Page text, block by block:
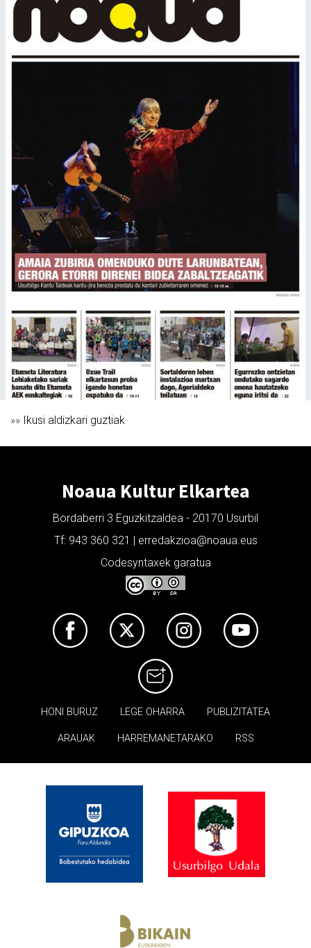
»» Ikusi aldizkari guztiak
Noaua Kultur Elkartea
Bordaberri 3 Eguzkitzaldea - 20170 Usurbil
Tf: 943 360 321 | erredakzioa@noaua.eus
Codesyntaxek garatua
HONI BURUZ LEGE OHARRA PUBLIZITATEA
ARAUAK HARREMANETARAKO RSS